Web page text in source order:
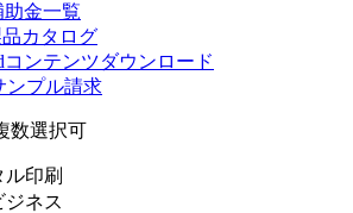
助金一覧
カタログ
コンテンツダウンロード
ンプル請求
数選択可
ル印刷
ジネス